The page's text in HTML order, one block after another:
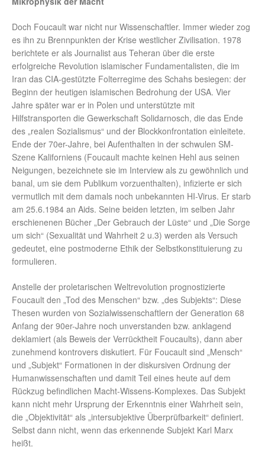
Doch Foucault war nicht nur Wissenschaftler. Immer wieder zog
es ihn zu Brennpunkten der Krise westlicher Zivilisation. 1978
berichtete er als Journalist aus Teheran über die erste
erfolgreiche Revolution islamischer Fundamentalisten, die im
Iran das CIA-gestützte Folterregime des Schahs besiegen: der
Beginn der heutigen islamischen Bedrohung der USA. Vier
Jahre später war er in Polen und unterstützte mit
Hilfstransporten die Gewerkschaft Solidarnosch, die das Ende
des „realen Sozialismus“ und der Blockkonfrontation einleitete.
Ende der 70er-Jahre, bei Aufenthalten in der schwulen SM-
Szene Kaliforniens (Foucault machte keinen Hehl aus seinen
Neigungen, bezeichnete sie im Interview als zu gewöhnlich und
banal, um sie dem Publikum vorzuenthalten), infizierte er sich
vermutlich mit dem damals noch unbekannten HI-Virus. Er starb
am 25.6.1984 an Aids. Seine beiden letzten, im selben Jahr
erschienenen Bücher „Der Gebrauch der Lüste“ und „Die Sorge
um sich“ (Sexualität und Wahrheit 2 u.3) werden als Versuch
gedeutet, eine postmoderne Ethik der Selbstkonstituierung zu
formulieren.
Anstelle der proletarischen Weltrevolution prognostizierte
Foucault den „Tod des Menschen“ bzw. „des Subjekts“: Diese
Thesen wurden von Sozialwissenschaftlern der Generation 68
Anfang der 90er-Jahre noch unverstanden bzw. anklagend
deklamiert (als Beweis der Verrücktheit Foucaults), dann aber
zunehmend kontrovers diskutiert. Für Foucault sind „Mensch“
und „Subjekt“ Formationen in der diskursiven Ordnung der
Humanwissenschaften und damit Teil eines heute auf dem
Rückzug befindlichen Macht-Wissens-Komplexes. Das Subjekt
kann nicht mehr Ursprung der Erkenntnis einer Wahrheit sein,
die „Objektivität“ als „intersubjektive Überprüfbarkeit“ definiert.
Selbst dann nicht, wenn das erkennende Subjekt Karl Marx
heißt.